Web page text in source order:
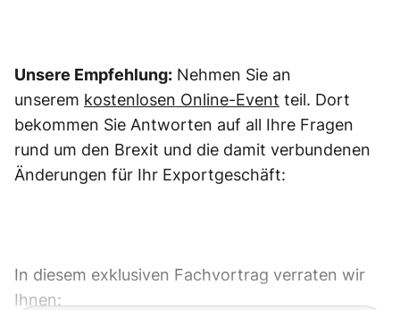
Unsere Empfehlung: Nehmen Sie an
unserem kostenlosen Online-Event teil. Dort
bekommen Sie Antworten auf all Ihre Fragen
rund um den Brexit und die damit verbundenen
Änderungen für Ihr Exportgeschäft:
In diesem exklusiven Fachvortrag verraten wir
Ihnen: